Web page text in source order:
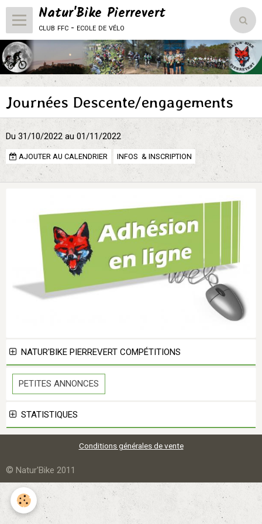
Natur'Bike Pierrevert
club ffc - ecole de vélo
Accueil
Le Club
L'école de vélo
Compétitions
Vie du club
Natur'Bike Pierrevert
Journées Descente/engagements
Du 31/10/2022 au 01/11/2022
AJOUTER AU CALENDRIER INFOS & INSCRIPTION
NATUR'BIKE PIERREVERT COMPÉTITIONS
PETITES ANNONCES
STATISTIQUES
Conditions générales de vente
© Natur'Bike 2011